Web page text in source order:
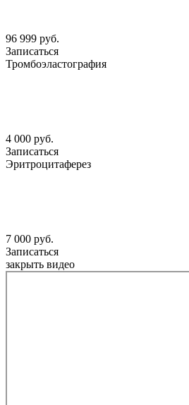
96 999 руб.
Записаться
Тромбоэластография
4 000 руб.
Записаться
Эритроцитаферез
7 000 руб.
Записаться
закрыть видео